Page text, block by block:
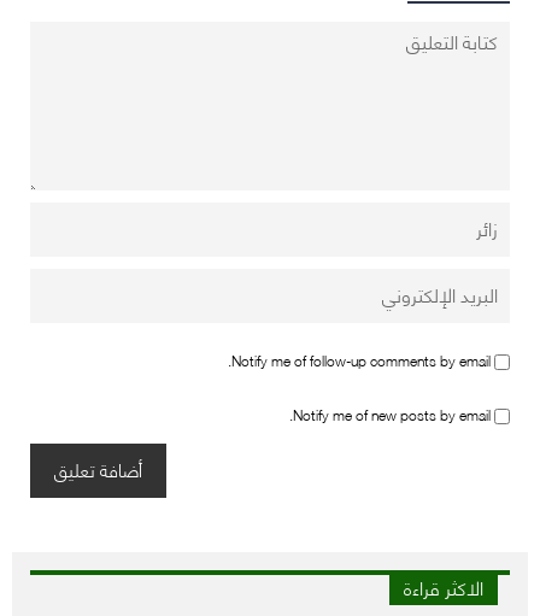
Notify me of follow-up comments by email.
Notify me of new posts by email.
الاكثر قراءة